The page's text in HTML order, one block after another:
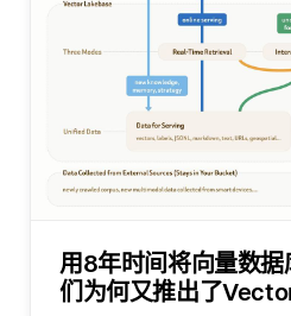
用8年时间将向量数
们为何又推出了